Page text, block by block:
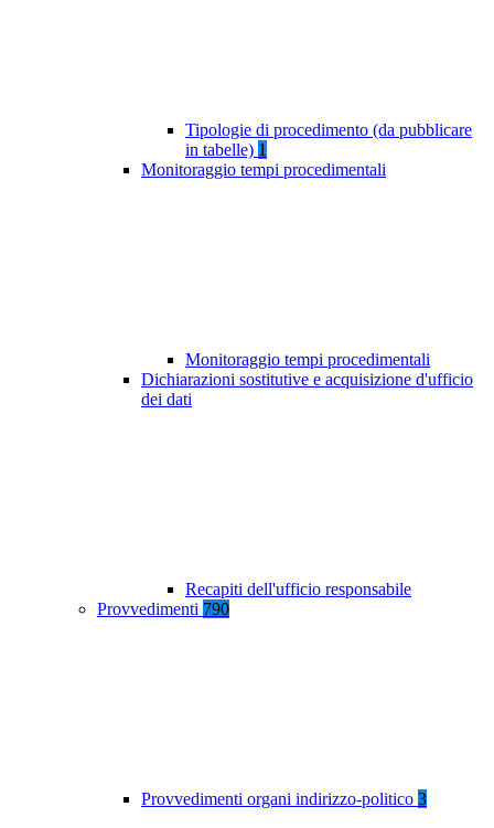
Tipologie di procedimento (da pubblicare
in tabelle) 1
Monitoraggio tempi procedimentali
Monitoraggio tempi procedimentali
Dichiarazioni sostitutive e acquisizione d'ufficio
dei dati
Recapiti dell'ufficio responsabile
Provvedimenti 790
Provvedimenti organi indirizzo-politico 3